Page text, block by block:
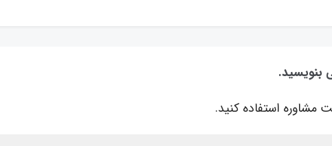
بنویسید.
استفاده کنید.